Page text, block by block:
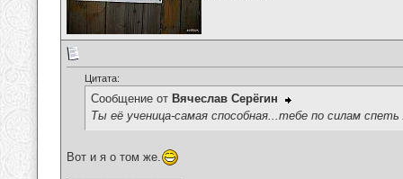
Цитата:
Сообщение от Вячеслав Серёгин
Ты её ученица-самая способная...тебе по силам
Вот и я о том же.